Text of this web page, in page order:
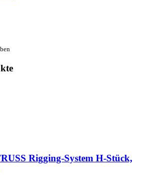
Rigging-System H-Stück,